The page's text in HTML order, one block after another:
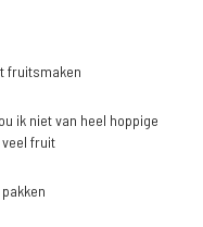
fruitsmaken
ik niet van heel hoppige
fruit